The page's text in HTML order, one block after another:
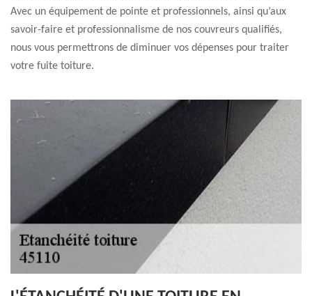
Avec un équipement de pointe et professionnels, ainsi qu’aux
savoir-faire et professionnalisme de nos couvreurs qualifiés,
nous vous permettrons de diminuer vos dépenses pour traiter
votre fuite toiture.